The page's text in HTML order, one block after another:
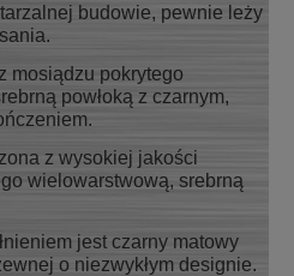
budowie, pewnie leży
mosiądzu pokrytego
powłoką z czarnym,
z wysokiej jakości
wielowarstwową, srebrną
jest czarny matowy
o niezwykłym designie.